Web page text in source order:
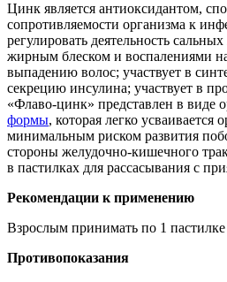
Цинк является антиоксидантом,
сопротивляемости организма к
регулировать деятельность
жирным блеском и воспалениями
выпадению волос; участвует в
секрецию инсулина; участвует в
«Флаво-цинк» представлен в виде
формы, которая легко усваивается
минимальным риском развития
стороны желудочно-кишечного
в пастилках для рассасывания с
Рекомендации к применению
Взрослым принимать по 1
Противопоказания